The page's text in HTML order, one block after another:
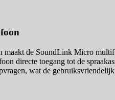
de SoundLink Micro
directe toegang tot de
wat de